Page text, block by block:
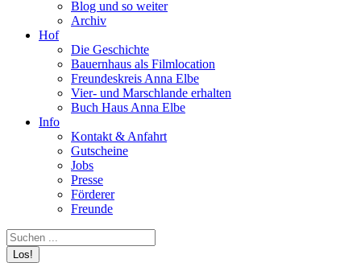
Blog und so weiter
Archiv
Hof
Die Geschichte
Bauernhaus als Filmlocation
Freundeskreis Anna Elbe
Vier- und Marschlande erhalten
Buch Haus Anna Elbe
Info
Kontakt & Anfahrt
Gutscheine
Jobs
Presse
Förderer
Freunde
Search: